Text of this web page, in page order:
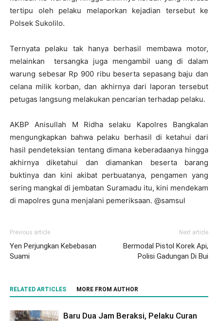
tertipu oleh pelaku melaporkan kejadian tersebut ke
Polsek Sukolilo.
Ternyata pelaku tak hanya berhasil membawa motor,
melainkan tersangka juga mengambil uang di dalam
warung sebesar Rp 900 ribu beserta sepasang baju dan
celana milik korban, dan akhirnya dari laporan tersebut
petugas langsung melakukan pencarian terhadap pelaku.
AKBP Anisullah M Ridha selaku Kapolres Bangkalan
mengungkapkan bahwa pelaku berhasil di ketahui dari
hasil pendeteksian tentang dimana keberadaanya hingga
akhirnya diketahui dan diamankan beserta barang
buktinya dan kini akibat perbuatanya, pengamen yang
sering mangkal di jembatan Suramadu itu, kini mendekam
di mapolres guna menjalani pemeriksaan. @samsul
Previous article
Yen Perjungkan Kebebasan
Suami
Next article
Bermodal Pistol Korek Api,
Polisi Gadungan Di Bui
RELATED ARTICLES MORE FROM AUTHOR
Baru Dua Jam Beraksi, Pelaku Curan